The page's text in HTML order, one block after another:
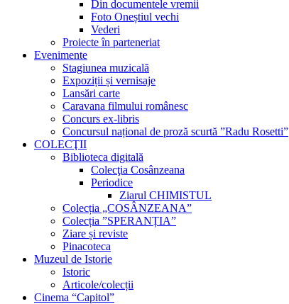
Din documentele vremii
Foto Oneștiul vechi
Vederi
Proiecte în parteneriat
Evenimente
Stagiunea muzicală
Expoziții și vernisaje
Lansări carte
Caravana filmului românesc
Concurs ex-libris
Concursul național de proză scurtă ”Radu Rosetti”
COLECŢII
Biblioteca digitală
Colecţia Cosânzeana
Periodice
Ziarul CHIMISTUL
Colecția „COSÂNZEANA”
Colecția ”SPERANȚIA”
Ziare și reviste
Pinacoteca
Muzeul de Istorie
Istoric
Articole/colecții
Cinema “Capitol”